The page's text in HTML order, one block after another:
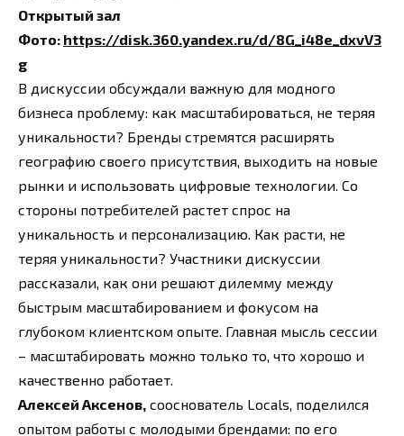
Открытый зал
Фото: https://disk.360.yandex.ru/d/8G_i48e_dxvV3
g
В дискуссии обсуждали важную для модного
бизнеса проблему: как масштабироваться, не теряя
уникальности? Бренды стремятся расширять
географию своего присутствия, выходить на новые
рынки и использовать цифровые технологии. Со
стороны потребителей растет спрос на
уникальность и персонализацию. Как расти, не
теряя уникальности? Участники дискуссии
рассказали, как они решают дилемму между
быстрым масштабированием и фокусом на
глубоком клиентском опыте. Главная мысль сессии
– масштабировать можно только то, что хорошо и
качественно работает.
Алексей Аксенов, сооснователь Locals, поделился
опытом работы с молодыми брендами: по его